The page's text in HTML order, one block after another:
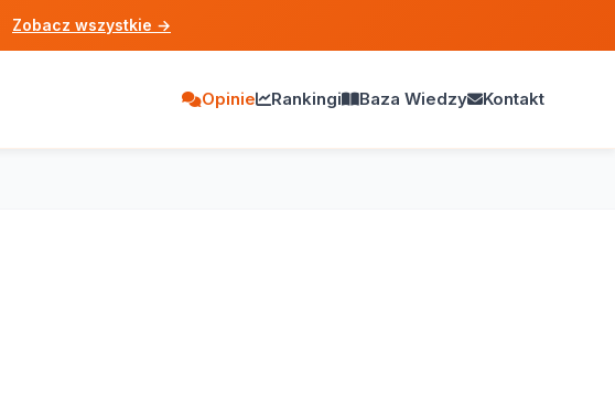
Zobacz wszystkie →
Opinie Rankingi Baza Wiedzy Kontakt